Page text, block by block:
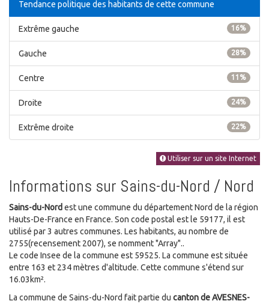
Tendance politique des habitants de cette commune
16%
Extrême gauche
28%
Gauche
11%
Centre
24%
Droite
22%
Extrême droite
Utiliser sur un site Internet
Informations sur Sains-du-Nord / Nord
Sains-du-Nord est une commune du département Nord de la région
Hauts-De-France en France. Son code postal est le 59177, il est
utilisé par 3 autres communes. Les habitants, au nombre de
2755(recensement 2007), se nomment "Array"..
Le code Insee de la commune est 59525. La commune est située
entre 163 et 234 mètres d'altitude. Cette commune s'étend sur
16.03km².
La commune de Sains-du-Nord fait partie du canton de AVESNES-